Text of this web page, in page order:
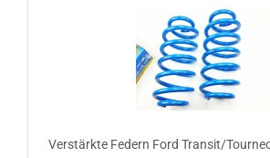
Verstärkte Federn Ford Transit/